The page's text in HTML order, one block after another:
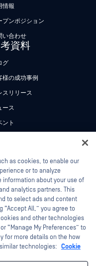
情報
プンポジション
い合わせ
資料
グ
様の成功事例
スリリース
ース
ント
イトペーパー
ツール
、Metascan、
、OPSWAT 、Protecting the
as cookies, to enable our
or to analyze
information about your use of
analytics partners. This
to select ads and content
All,” you agree to
and other technologies
“Manage My Preferences” to
for more details on the how
technologies: Cookie
virtual assistant.
secure what's critical